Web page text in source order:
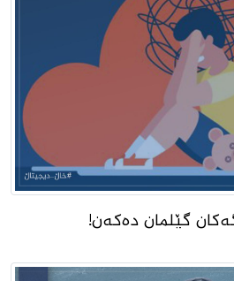
گێلمان ده‌كه‌ن!